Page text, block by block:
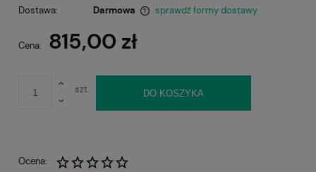
Dostawa:
Darmowa
sprawdź formy dostawy
Cena: 815,00 zł
szt. DO KOSZYKA
Ocena: